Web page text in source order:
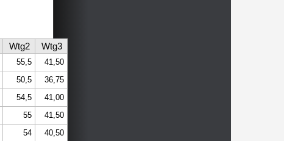
Wtg2 Wtg3
55,5
41,50
50,5
36,75
54,5
41,00
55
41,50
54
40,50